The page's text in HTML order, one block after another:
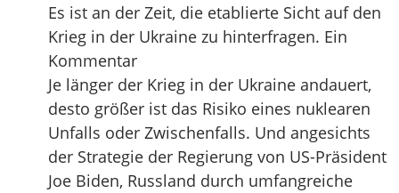
Es ist an der Zeit, die etablierte Sicht auf den
Krieg in der Ukraine zu hinterfragen. Ein
Kommentar
Je länger der Krieg in der Ukraine andauert,
desto größer ist das Risiko eines nuklearen
Unfalls oder Zwischenfalls. Und angesichts
der Strategie der Regierung von US-Präsident
Joe Biden, Russland durch umfangreiche